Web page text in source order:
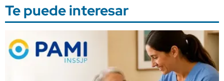
Te puede interesar